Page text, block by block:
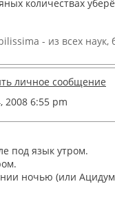
количествах
- из всех наук,
2008 6:55 pm
под язык утром.
ночью (или Ацидум